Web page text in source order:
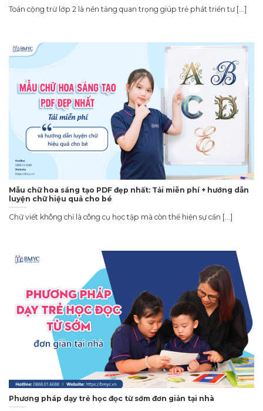
Toán cộng trừ lớp 2 là nền tảng quan trọng giúp trẻ phát triển tư [...]
Mẫu chữ hoa sáng tạo PDF đẹp nhất: Tải miễn phí + hướng dẫn
luyện chữ hiệu quả cho bé
Chữ viết không chỉ là công cụ học tập mà còn thể hiện sự cẩn [...]
Phương pháp dạy trẻ học đọc từ sớm đơn giản tại nhà